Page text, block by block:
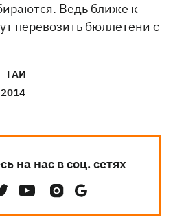
Ведь ближе к
перевозить бюллетени с
ГАИ
на нас в соц. сетях